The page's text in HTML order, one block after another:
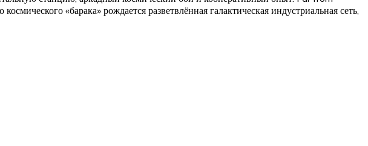
«барака» рождается разветвлённая галактическая индустриальная сеть,